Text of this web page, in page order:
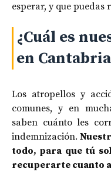
esperar, y que puedas
¿Cuál es
en
Los atropellos y
comunes, y en
saben cuánto les
indemnización.
todo, para que tú
recuperarte cuanto